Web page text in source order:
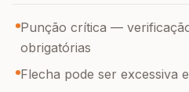
Punção crítica —
obrigatórias
Flecha pode ser excessiva